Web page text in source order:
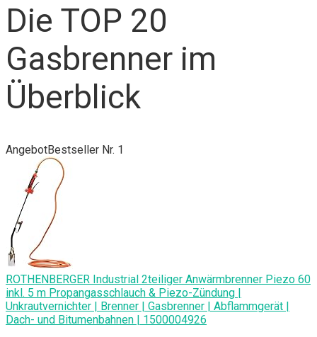
Die TOP 20
Gasbrenner im
Überblick
AngebotBestseller Nr. 1
ROTHENBERGER Industrial 2teiliger Anwärmbrenner Piezo 60
inkl. 5 m Propangasschlauch & Piezo-Zündung |
Unkrautvernichter | Brenner | Gasbrenner | Abflammgerät |
Dach- und Bitumenbahnen | 1500004926